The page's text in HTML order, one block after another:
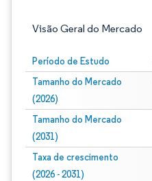
Visão Geral do Mercado
Período de Estudo
Tamanho do Mercado
(2026)
Tamanho do Mercado
(2031)
Taxa de crescimento
(2026 - 2031)